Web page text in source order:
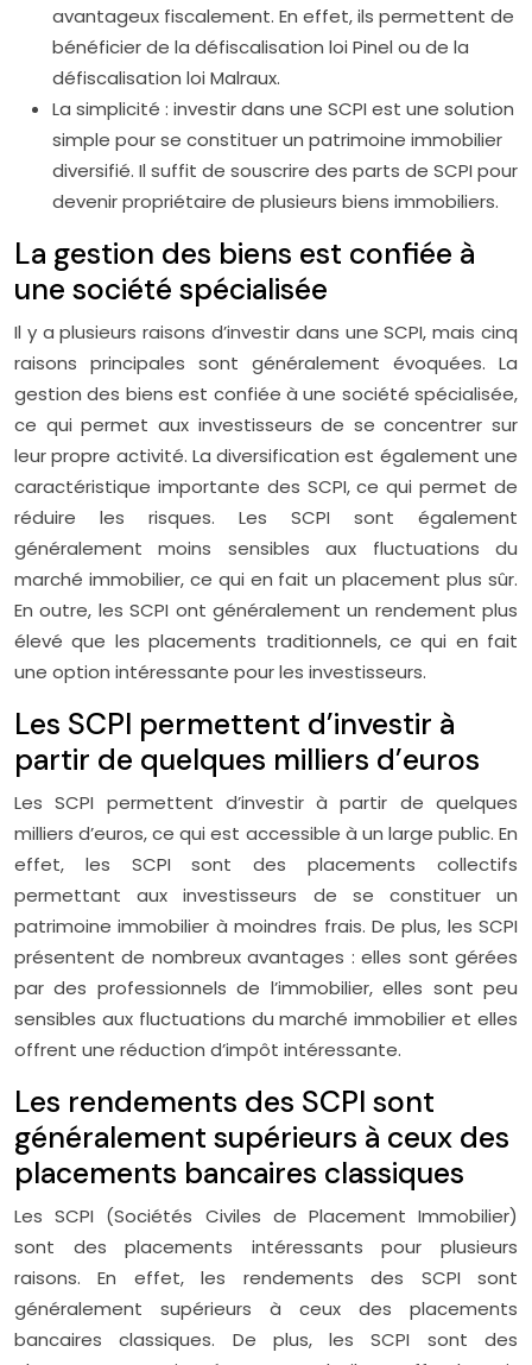
avantageux fiscalement. En effet, ils permettent de
bénéficier de la défiscalisation loi Pinel ou de la
défiscalisation loi Malraux.
La simplicité : investir dans une SCPI est une solution
simple pour se constituer un patrimoine immobilier
diversifié. Il suffit de souscrire des parts de SCPI pour
devenir propriétaire de plusieurs biens immobiliers.
La gestion des biens est confiée à
une société spécialisée
Il y a plusieurs raisons d’investir dans une SCPI, mais cinq
raisons principales sont généralement évoquées. La
gestion des biens est confiée à une société spécialisée,
ce qui permet aux investisseurs de se concentrer sur
leur propre activité. La diversification est également une
caractéristique importante des SCPI, ce qui permet de
réduire les risques. Les SCPI sont également
généralement moins sensibles aux fluctuations du
marché immobilier, ce qui en fait un placement plus sûr.
En outre, les SCPI ont généralement un rendement plus
élevé que les placements traditionnels, ce qui en fait
une option intéressante pour les investisseurs.
Les SCPI permettent d’investir à
partir de quelques milliers d’euros
Les SCPI permettent d’investir à partir de quelques
milliers d’euros, ce qui est accessible à un large public. En
effet, les SCPI sont des placements collectifs
permettant aux investisseurs de se constituer un
patrimoine immobilier à moindres frais. De plus, les SCPI
présentent de nombreux avantages : elles sont gérées
par des professionnels de l’immobilier, elles sont peu
sensibles aux fluctuations du marché immobilier et elles
offrent une réduction d’impôt intéressante.
Les rendements des SCPI sont
généralement supérieurs à ceux des
placements bancaires classiques
Les SCPI (Sociétés Civiles de Placement Immobilier)
sont des placements intéressants pour plusieurs
raisons. En effet, les rendements des SCPI sont
généralement supérieurs à ceux des placements
bancaires classiques. De plus, les SCPI sont des